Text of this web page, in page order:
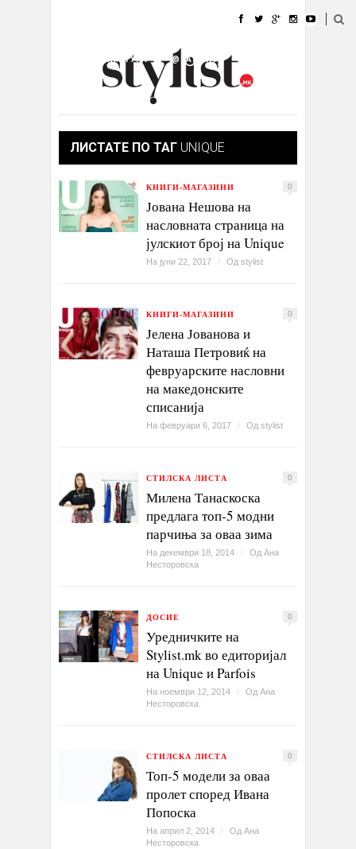
УБАВИНА
КУЛТУРА @РАБОТА
ИЗЛОГ
ЛИСТАТЕ ПО ТАГ UNIQUE
КНИГИ-МАГАЗИНИ 0
Јована Нешова на
насловната страница на
јулскиот број на Unique
На јуни 22, 2017 / Од stylist
КНИГИ-МАГАЗИНИ 0
Јелена Јованова и
Наташа Петровиќ на
февруарските насловни
на македонските
списанија
На февруари 6, 2017 / Од stylist
СТИЛСКА ЛИСТА 0
Милена Танаскоска
предлага топ-5 модни
парчиња за оваа зима
На декември 18, 2014 / Од Ана
Несторовска
ДОСИЕ 0
Уредничките на
Stylist.mk во едиторијал
на Unique и Parfois
На ноември 12, 2014 / Од Ана
Несторовска
СТИЛСКА ЛИСТА 0
Топ-5 модели за оваа
пролет според Ивана
Попоска
На април 2, 2014 / Од Ана
Несторовска